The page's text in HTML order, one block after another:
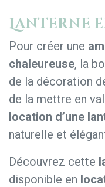
Lanterne
Pour créer une
chaleureuse, la
de la décoration
de la mettre en
location d’une
naturelle et
Découvrez cette
disponible en